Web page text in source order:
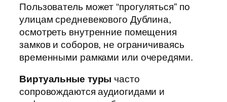
Пользователь может “прогуляться” по
улицам средневекового Дублина,
осмотреть внутренние помещения
замков и соборов, не ограничиваясь
временными рамками или очередями.
Виртуальные туры часто
сопровождаются аудиогидами и